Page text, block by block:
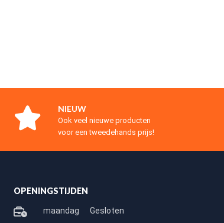
NIEUW
Ook veel nieuwe producten
voor een tweedehands prijs!
OPENINGSTIJDEN
maandag Gesloten